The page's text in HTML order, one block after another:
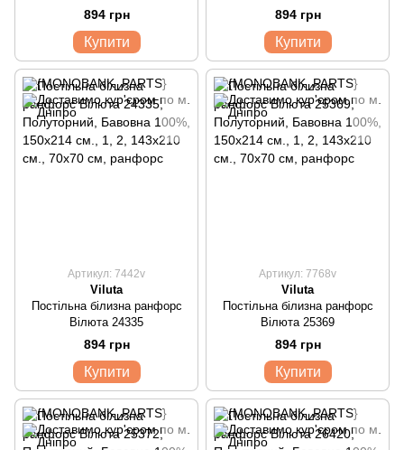
894 грн
Купити
894 грн
Купити
Артикул: 7442v
Viluta
Постільна білизна ранфорс
Вілюта 24335
894 грн
Купити
Артикул: 7768v
Viluta
Постільна білизна ранфорс
Вілюта 25369
894 грн
Купити